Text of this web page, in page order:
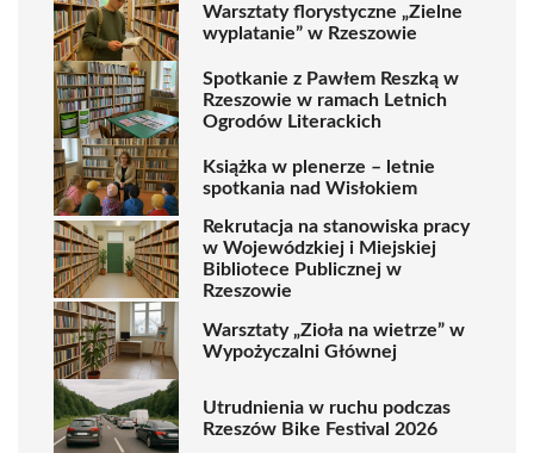
Warsztaty florystyczne „Zielne
wyplatanie” w Rzeszowie
Spotkanie z Pawłem Reszką w
Rzeszowie w ramach Letnich
Ogrodów Literackich
Książka w plenerze – letnie
spotkania nad Wisłokiem
Rekrutacja na stanowiska pracy
w Wojewódzkiej i Miejskiej
Bibliotece Publicznej w
Rzeszowie
Warsztaty „Zioła na wietrze” w
Wypożyczalni Głównej
Utrudnienia w ruchu podczas
Rzeszów Bike Festival 2026